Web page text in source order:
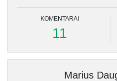
KOMENTARAI
11
Marius